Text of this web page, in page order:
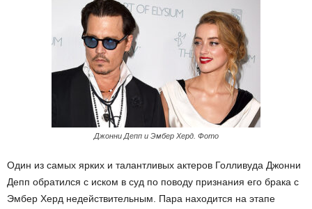
Джонни Депп и Эмбер Херд. Фото
Один из самых ярких и талантливых актеров Голливуда Джонни
Депп обратился с иском в суд по поводу признания его брака с
Эмбер Херд недействительным. Пара находится на этапе